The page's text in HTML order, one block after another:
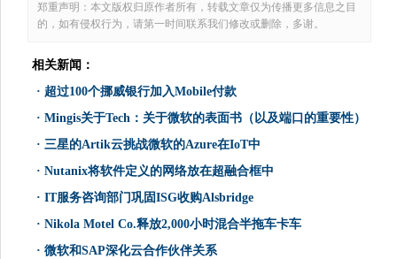
郑重声明：本文版权归原作者所有，转载文章仅为传播更多信息之目
的，如有侵权行为，请第一时间联系我们修改或删除，多谢。
相关新闻：
· 超过100个挪威银行加入Mobile付款
· Mingis关于Tech：关于微软的表面书（以及端口的重要性）
· 三星的Artik云挑战微软的Azure在IoT中
· Nutanix将软件定义的网络放在超融合框中
· IT服务咨询部门巩固ISG收购Alsbridge
· Nikola Motel Co.释放2,000小时混合半拖车卡车
· 微软和SAP深化云合作伙伴关系